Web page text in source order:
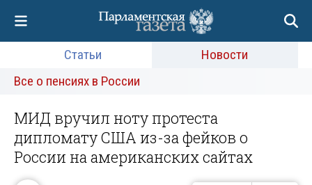
Статьи
Новости
Все о пенсиях в России
МИД вручил ноту протеста
дипломату США из-за фейков о
России на американских сайтах